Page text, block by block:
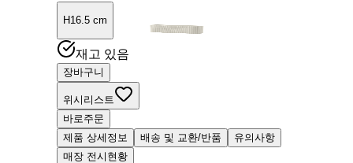
H16.5 cm
재고 있음
장바구니
위시리스트
바로주문
제품 상세정보
배송 및 교환/반품
유의사항
매장 전시현황